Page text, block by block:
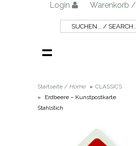
Login Warenkorb /
Startseite / Home » CLASSICS
»
Erdbeere – Kunstpostkarte
Stahlstich